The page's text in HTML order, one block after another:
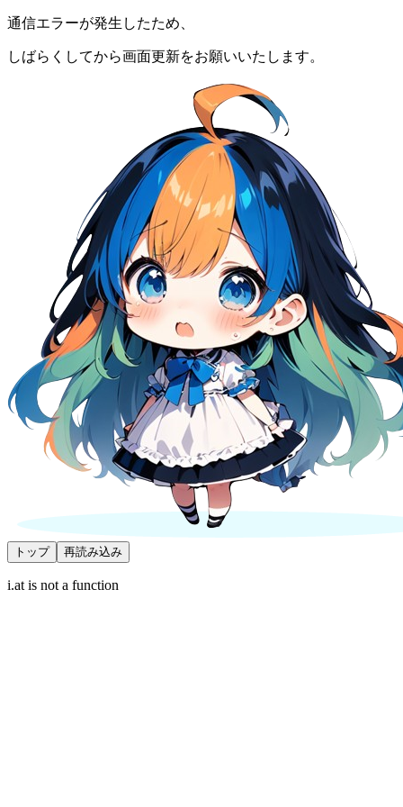
通信エラーが発生したため、
しばらくしてから画面更新をお願いいたします。
トップ 再読み込み
i.at is not a function